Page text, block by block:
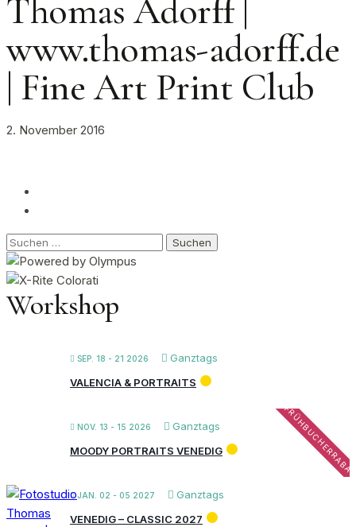
Thomas Adorff |
www.thomas-adorff.de
| Fine Art Print Club
2. November 2016
Suchen
nach:
Workshop
SEP. 18 - 21 2026
Ganztags
VALENCIA & PORTRAITS
NOV. 13 - 15 2026 Ganztags
MOODY PORTRAITS VENEDIG
JAN. 02 - 05 2027
Ganztags
VENEDIG – CLASSIC 2027